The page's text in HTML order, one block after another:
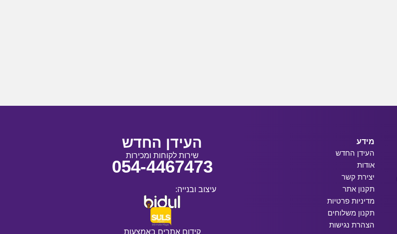
מידע
העידן החדש
אודות
יצירת קשר
תקנון אתר
מדיניות פרטיות
תקנון משלוחים
הצהרת נגישות
העידן החדש
שירות לקוחות ומכירות
054-4467473
עיצוב ובנייה:
קידום אתרים באמצעות